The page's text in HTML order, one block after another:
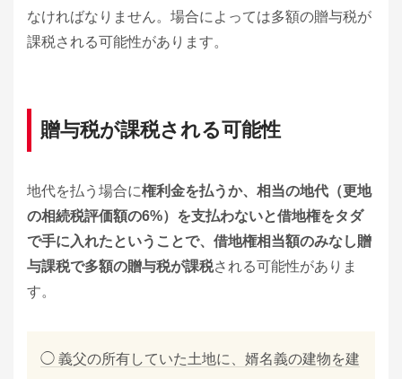
なければなりません。場合によっては多額の贈与税が
課税される可能性があります。
贈与税が課税される可能性
地代を払う場合に権利金を払うか、相当の地代（更地
の相続税評価額の6%）を支払わないと借地権をタダ
で手に入れたということで、借地権相当額のみなし贈
与課税で多額の贈与税が課税される可能性がありま
す。
◯ 義父の所有していた土地に、婿名義の建物を建